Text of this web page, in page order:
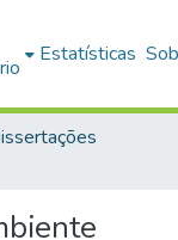
Estatísticas